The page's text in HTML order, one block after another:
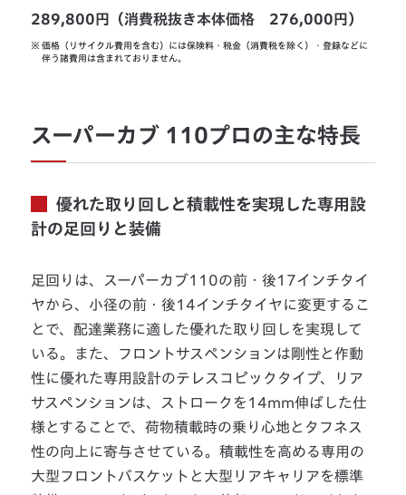
289,800円（消費税抜き本体価格 276,000円）
※ 価格（リサイクル費用を含む）には保険料・税金（消費税を除く）・登録などに
伴う諸費用は含まれておりません。
スーパーカブ 110プロの主な特長
優れた取り回しと積載性を実現した専用設
計の足回りと装備
足回りは、スーパーカブ110の前・後17インチタイ
ヤから、小径の前・後14インチタイヤに変更するこ
とで、配達業務に適した優れた取り回しを実現して
いる。また、フロントサスペンションは剛性と作動
性に優れた専用設計のテレスコピックタイプ、リア
サスペンションは、ストロークを14mm伸ばした仕
様とすることで、荷物積載時の乗り心地とタフネス
性の向上に寄与させている。積載性を高める専用の
大型フロントバスケットと大型リアキャリアを標準